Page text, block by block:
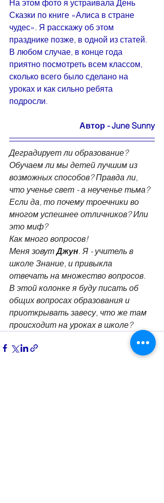
На этом фото я устраивала День
Сказки по книге «Алиса в стране
чудес». Я расскажу об этом
празднике позже, в одной из статей.
В любом случае, в конце года
приятно посмотреть всем классом,
сколько всего было сделано на
уроках и как сильно ребята
подросли.
Автор - June Sunny
Деградирует ли образование?
Обучаем ли мы детей лучшим из
возможных способов? Правда ли,
что ученье свет - а неученье тьма?
Если да, то почему троечники во
многом успешнее отличников? Или
это миф?
Как много вопросов!
Меня зовут Джун. Я - учитель в
школе Знание, и привыкла
отвечать на множество вопросов.
В этой колонке я буду писать об
общих вопросах образования и
приоткрывать завесу, что же там
происходит на уроках в школе?